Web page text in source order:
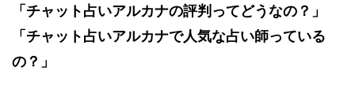
「チャット占いアルカナの評判ってどうなの？」
「チャット占いアルカナで人気な占い師っている
の？」